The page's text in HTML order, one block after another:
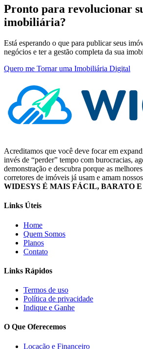
Pronto para revolucionar
imobiliária?
Está esperando o que para publicar seus
negócios e ter a gestão completa da sua
Quero me Tornar uma Imobiliária Digital
Acreditamos que você deve focar em
invés de “perder” tempo com burocracias,
demonstração e descubra porque as
corretores de imóveis já usam e amam
WIDESYS É MAIS FÁCIL, BARATO
Links Úteis
Home
Quem Somos
Planos
Contato
Links Rápidos
Termos de uso
Política de privacidade
Indique e Ganhe
O Que Oferecemos
Locação e Financeiro